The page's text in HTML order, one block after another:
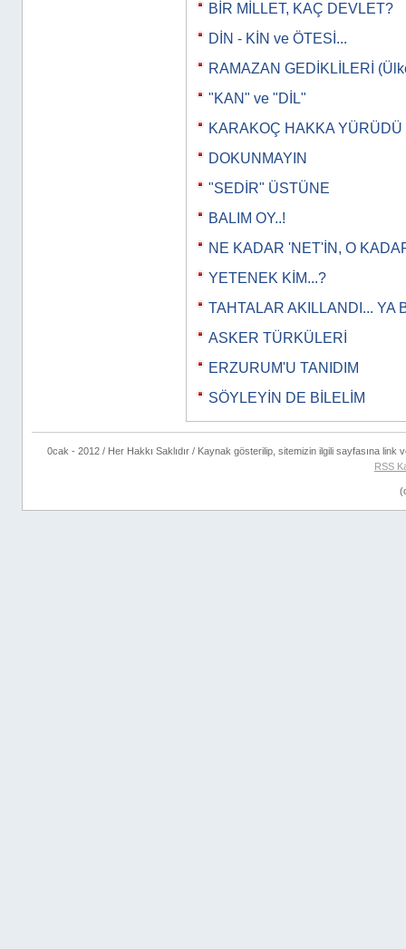
BİR MİLLET, KAÇ DEVLET?
DİN - KİN ve ÖTESİ...
RAMAZAN GEDİKLİLERİ
"KAN" ve "DİL"
KARAKOÇ HAKKA YÜRÜDÜ
DOKUNMAYIN
"SEDİR" ÜSTÜNE
BALIM OY..!
NE KADAR 'NET'İN, O
YETENEK KİM...?
TAHTALAR AKILLANDI... YA
ASKER TÜRKÜLERİ
ERZURUM'U TANIDIM
SÖYLEYİN DE BİLELİM
0cak - 2012 / Her Hakkı Saklıdır / Kaynak gösterilip, sitemizin ilgili sayfasına link
RSS